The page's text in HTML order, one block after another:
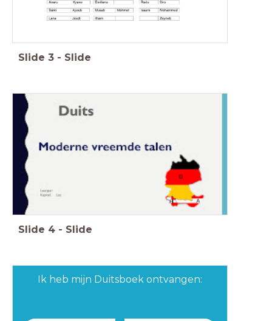
Slide 3 - Slide
Slide 4 - Slide
Ik heb mijn Duitsboek ontvangen: